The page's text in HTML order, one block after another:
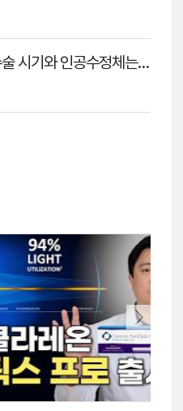
[중앙헬스 칼럼] 백내장 수술 시기와 인공수정체는 언제, 어떻게 결정할까